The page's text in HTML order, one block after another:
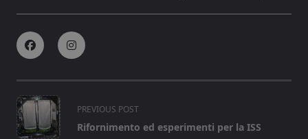
<span
class="nav-
subtitle
PREVIOUS POST
Rifornimento ed esperimenti per la ISS